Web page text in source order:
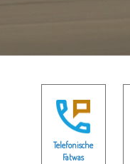
Telefonische
Fatwas